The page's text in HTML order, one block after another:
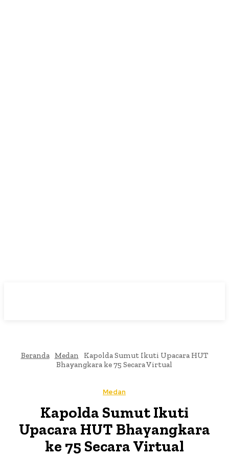
Beranda Medan
Kapolda Sumut Ikuti Upacara HUT
Bhayangkara ke 75 Secara Virtual
Medan
Kapolda Sumut Ikuti
Upacara HUT Bhayangkara
ke 75 Secara Virtual